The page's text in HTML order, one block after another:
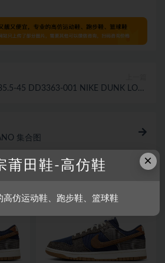
45 DD3363-001 NIKE DUNK LOW
集合图
×
莆田鞋-高仿鞋
高仿运动鞋、跑步鞋、篮球鞋